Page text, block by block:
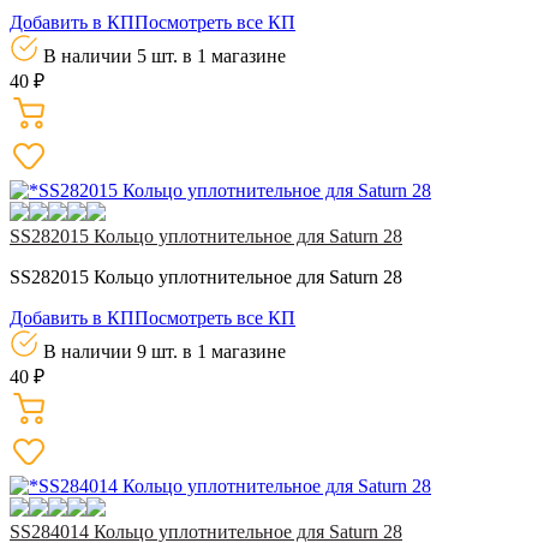
Добавить в КППосмотреть все КП
В наличии 5 шт. в 1 магазине
40 ₽
SS282015 Кольцо уплотнительное для Saturn 28
SS282015 Кольцо уплотнительное для Saturn 28
Добавить в КППосмотреть все КП
В наличии 9 шт. в 1 магазине
40 ₽
SS284014 Кольцо уплотнительное для Saturn 28